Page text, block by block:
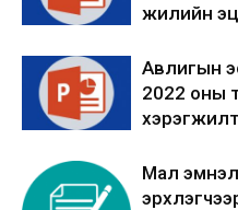
жилийн
Авлигын
2022 оны
хэрэгжилт
Мал